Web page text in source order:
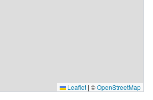
Leaflet | ©OpenStreetMap